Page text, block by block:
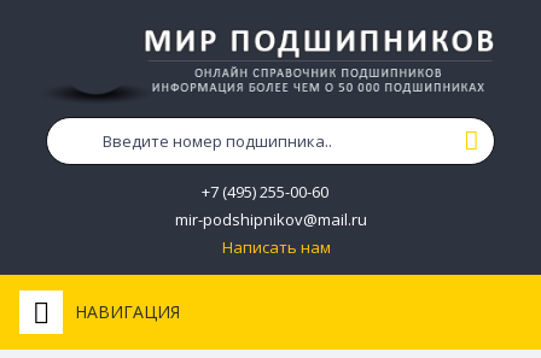
+7 (495) 255-00-60
mir-podshipnikov@mail.ru
Написать нам
НАВИГАЦИЯ